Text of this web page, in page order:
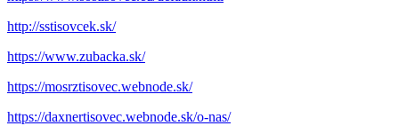
http://sstisovcek.sk/
https://www.zubacka.sk/
https://mosrztisovec.webnode.sk/
https://daxnertisovec.webnode.sk/o-nas/